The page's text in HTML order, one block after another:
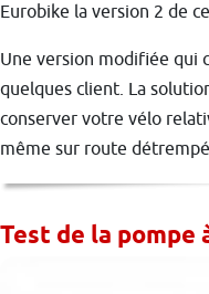
Eurobike la version 2 de
Une version modifiée qui
quelques client. La
conserver votre vélo
même sur route
Test de la pompe